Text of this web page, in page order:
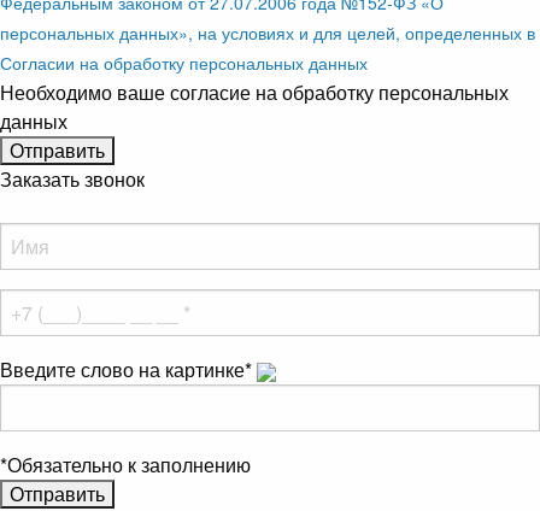
персональных данных», на условиях и для целей, определенных в
Согласии на обработку персональных данных
Необходимо ваше согласие на обработку персональных
данных
Заказать звонок
Введите слово на картинке*
*Обязательно к заполнению